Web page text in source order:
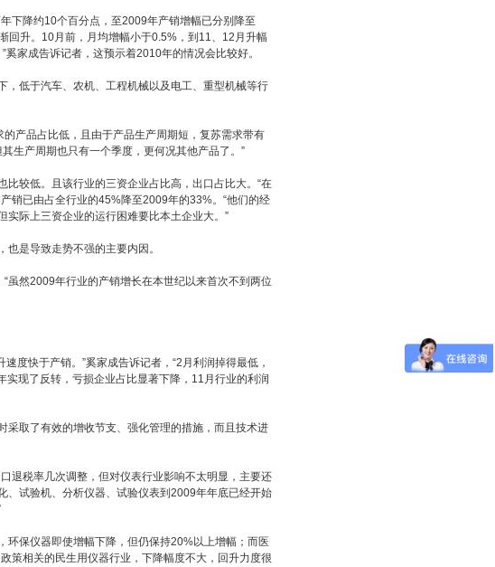
降约10个百分点，至2009年产销增幅已分别降至
回升。10月前，月均增幅小于0.5%，到11、12月升幅
家成告诉记者，这预示着2010年的情况会比较好。
低于汽车、农机、工程机械以及电工、重型机械等行
产品占比低，且由于产品生产周期短，复苏需求带有
生产周期也只有一个季度，更何况其他产品了。”
较低。且该行业的三资企业占比高，出口占比大。“在
销已由占全行业的45%降至2009年的33%。“他们的经
际上三资企业的运行困难要比本土企业大。”
是导致走势不强的主要内因。
然2009年行业的产销增长在本世纪以来首次不到两位
度快于产销。”奚家成告诉记者，“2月利润掉得最低，
现了反转，亏损企业占比显著下降，11月行业的利润
取了有效的增收节支、强化管理的措施，而且技术进
税率几次调整，但对仪表行业影响不太明显，主要还
、试验机、分析仪器、试验仪表到2009年年底已经开始
保仪器即使增幅下降，但仍保持20%以上增幅；而医
策相关的民生用仪器行业，下降幅度不大，回升力度很